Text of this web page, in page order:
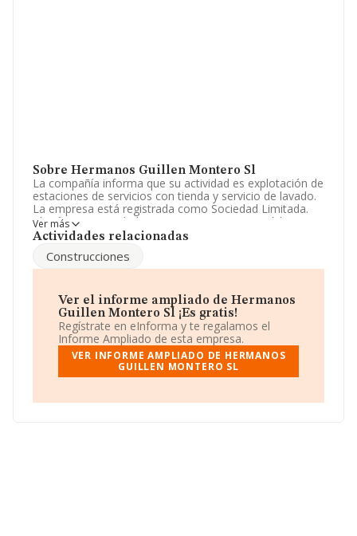
Sobre Hermanos Guillen Montero Sl
La compañía informa que su actividad es explotación de
estaciones de servicios con tienda y servicio de lavado.
La empresa está registrada como Sociedad Limitada.
Clasifica su actividad CNAE como '%cnae%', código
4681. No realiza actividad de importación y/o
Para comunicarse con sus oficinas, el número de
hnsguillen@yahoo.es. Su página web es
www.hermanosguillenmontero.com.
La empresaHermanos Guillen Montero S.L
B06290902, se encuentra en Calle Baños núm. 2,
(06840), en el municipio de Alange, en Badajoz,
Extremadura.
En relación con el sector y disponiendo de los datos de
Ver más
Actividades relacionadas
Construcciones
Ver el informe ampliado de Hermanos
Guillen Montero Sl ¡Es gratis!
Regístrate en eInforma y te regalamos el
Informe Ampliado de esta empresa.
VER INFORME AMPLIADO DE HERMANOS
GUILLEN MONTERO SL